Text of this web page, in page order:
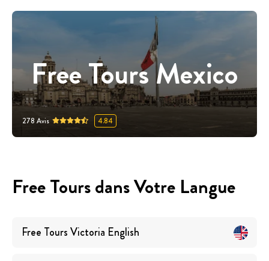
Free Tours Mexico
278 Avis 4.84
Free Tours dans Votre Langue
Free ToursVictoria English